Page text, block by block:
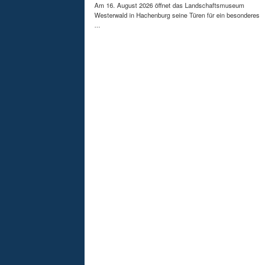
Am 16. August 2026 öffnet das Landschaftsmuseum
Westerwald in Hachenburg seine Türen für ein besonderes
...